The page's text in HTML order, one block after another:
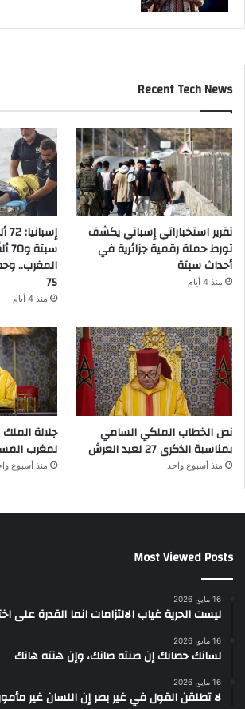
Recent Tech News
تقرير استخباراتي إسباني يكشف
تورط حملة رقمية جزائرية في
أحداث سبتة
منذ 4 أيام
المغرب..
75
منذ 4 أيام
نص الخطاب الملكي السامي
بمناسبة الذكرى 27 لعيد العرش
منذ أسبوع واحد
لمغرب
منذ أسبوع
Most Viewed Posts
16 مايو، 2026
ليست الحرية غياب الالتزامات انما القدرة على
16 مايو، 2026
لسانك حصانك إن صنته صانك، وإن هنته هانك
16 مايو، 2026
لا تطلقن القول في غير بصر إن اللسان غير